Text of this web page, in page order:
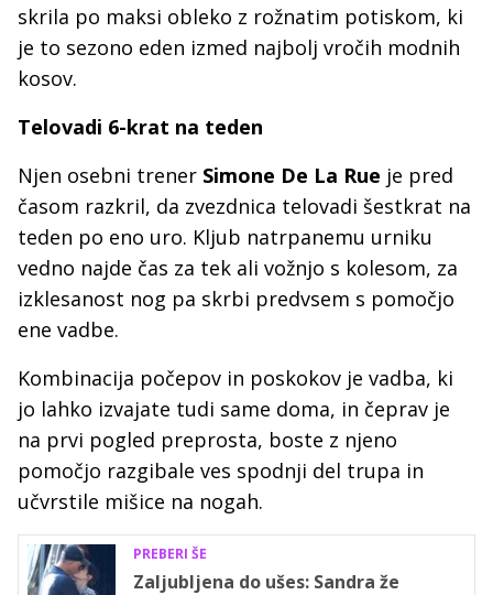
skrila po maksi obleko z rožnatim potiskom, ki
je to sezono eden izmed najbolj vročih modnih
kosov.
Telovadi 6-krat na teden
Njen osebni trener Simone De La Rue je pred
časom razkril, da zvezdnica telovadi šestkrat na
teden po eno uro. Kljub natrpanemu urniku
vedno najde čas za tek ali vožnjo s kolesom, za
izklesanost nog pa skrbi predvsem s pomočjo
ene vadbe.
Kombinacija počepov in poskokov je vadba, ki
jo lahko izvajate tudi same doma, in čeprav je
na prvi pogled preprosta, boste z njeno
pomočjo razgibale ves spodnji del trupa in
učvrstile mišice na nogah.
PREBERI ŠE
Zaljubljena do ušes: Sandra že